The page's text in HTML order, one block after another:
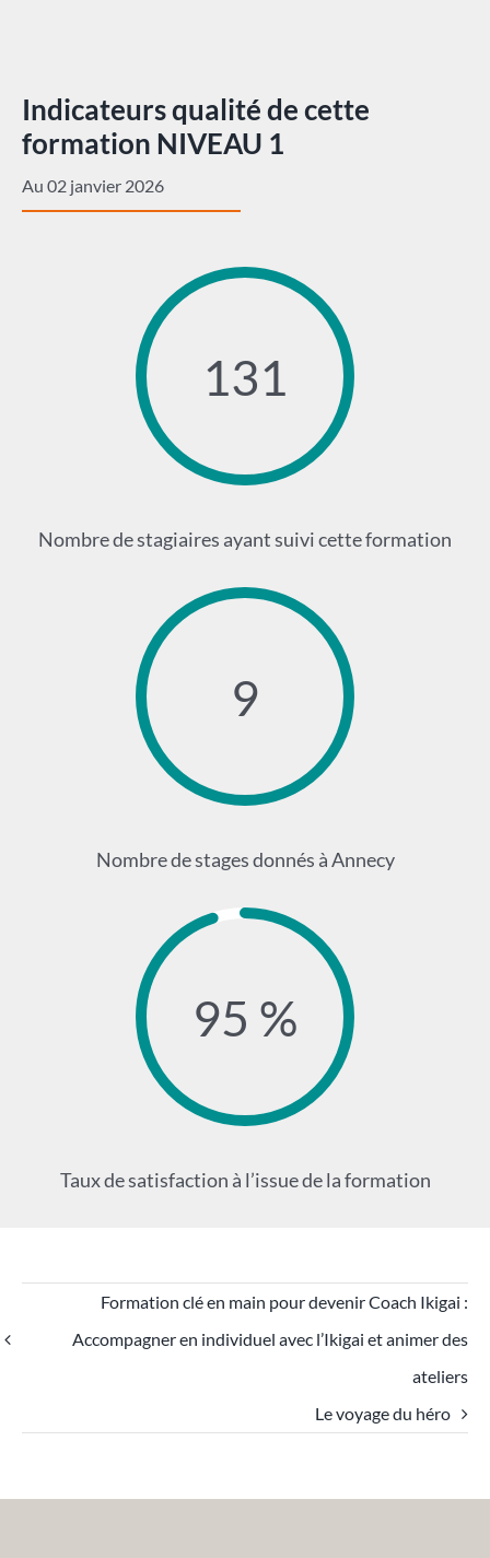
Indicateurs qualité de cette
formation NIVEAU 1
Au 02 janvier 2026
131
Nombre de stagiaires ayant suivi cette formation
9
Nombre de stages donnés à Annecy
95 %
Taux de satisfaction à l’issue de la formation
Formation clé en main pour devenir Coach Ikigai :
Accompagner en individuel avec l’Ikigai et animer des
ateliers
Le voyage du héro